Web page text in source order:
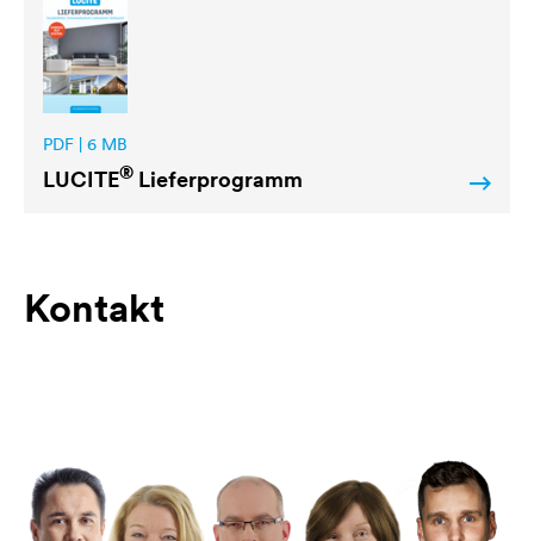
PDF | 6 MB
LUCITE® Lieferprogramm
Kontakt